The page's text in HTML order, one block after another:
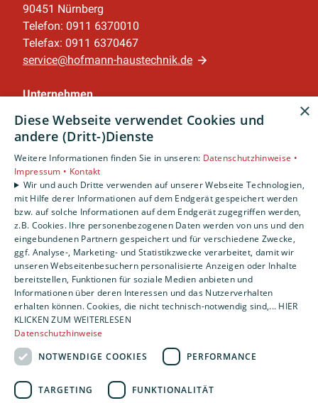
90451 Nürnberg
Telefon: 0911 6370010
Telefax: 0911 6370467
service@hofmann-haustechnik.de
Unternehmen
Barrierefreiheitserklärung
Leistungen
Privatkunden
Gewerbekunden
Karriere
Unternehmen
Standort
Nürnberg
×
Diese Webseite verwendet Cookies und
andere (Dritt-)Dienste
Weitere Informationen finden Sie in unseren: Datenschutzhinweise •
Impressum • Kontakt
Wir und auch Dritte verwenden auf unserer Webseite Technologien,
mit Hilfe derer Informationen auf dem Endgerät gespeichert werden
bzw. auf solche Informationen auf dem Endgerät zugegriffen werden,
z.B. Cookies. Ihre personenbezogenen Daten werden von uns und den
eingebundenen Partnern gespeichert und für verschiedene Zwecke,
ggf. Analyse-, Marketing- und Statistikzwecke verarbeitet, damit wir
unseren Webseitenbesuchern personalisierte Anzeigen oder Inhalte
bereitstellen, Funktionen für soziale Medien anbieten und
Informationen über deren Interessen und das Nutzerverhalten
erhalten können. Cookies, die nicht technisch-notwendig sind,... HIER
KLICKEN ZUM WEITERLESEN
Datenschutzhinweise
NOTWENDIGE COOKIES
PERFORMANCE
TARGETING FUNKTIONALITÄT